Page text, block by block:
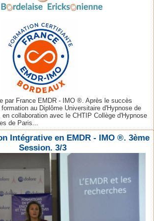
par France EMDR - IMO ®. Après le succès
au Diplôme Universitaire d'Hypnose de
en collaboration avec le CHTIP Collège d'Hypnose
de Paris...
Intégrative en EMDR - IMO ®. 3ème
Session. 3/3